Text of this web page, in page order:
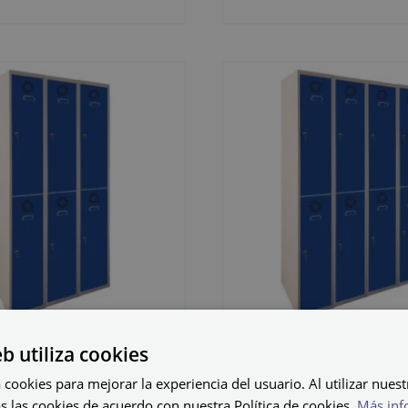
metálico
25/3 PRO
ECOT-25/4
utiliza cookies
cookies para mejorar la experiencia del usuario. Al utilizar